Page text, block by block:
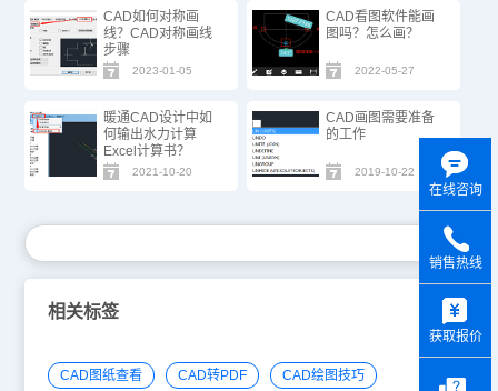
CAD如何对称画
线？CAD对称画线
步骤
2023-01-05
CAD看图软件能画
图吗？怎么画？
2022-05-27
暖通CAD设计中如
何输出水力计算
Excel计算书？
2021-10-20
CAD画图需要准备
的工作
2019-10-22
相关标签
CAD图纸查看 CAD转PDF CAD绘图技巧
在线咨询
销售热线
获取报价